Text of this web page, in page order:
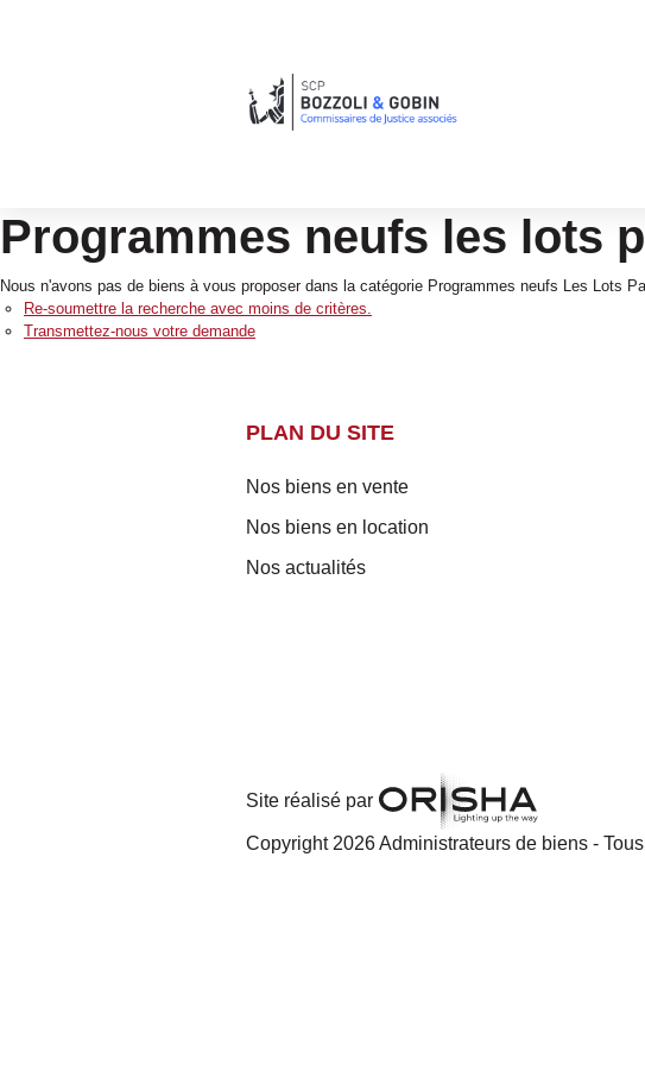
Programmes neufs les lots
Nous n'avons pas de biens à vous proposer dans la catégorie Programmes neufs Les Lots
Re-soumettre la recherche avec moins de critères.
Transmettez-nous votre demande
PLAN DU SITE
Nos biens en vente
Nos biens en location
Nos actualités
Site réalisé par
Copyright 2026 Administrateurs de biens -